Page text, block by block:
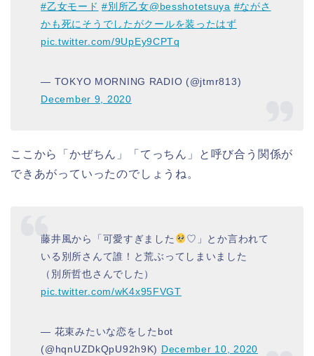
#乙女モード #別所乙女@besshotetsuya #ながさ
かも死にそうでしたがクールを装ったはず
pic.twitter.com/9UpEy9CPTq
— TOKYO MORNING RADIO (@jtmr813)
December 9, 2020
ここから「かぜちん」「てっちん」と呼び合う関係が
できあがっていったのでしょうね。
藤井風から「可愛すぎました
♡」とか言われて
いる別所さんて誰！と荒ぶってしまいました
（別所哲也さんでした）
pic.twitter.com/wK4x95FVGT
— 花束みたいな恋をしたbot
(@hqnUZDkQpU92h9K) December 10, 2020